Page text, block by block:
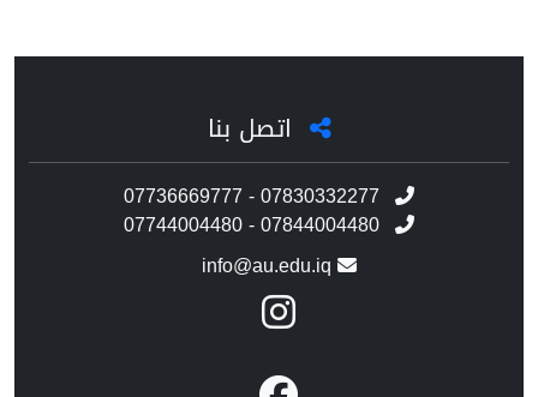
اتصل بنا
07736669777 - 07830332277
07744004480 - 07844004480
info@au.edu.iq